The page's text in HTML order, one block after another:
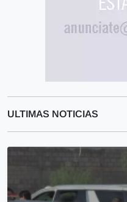
ULTIMAS NOTICIAS